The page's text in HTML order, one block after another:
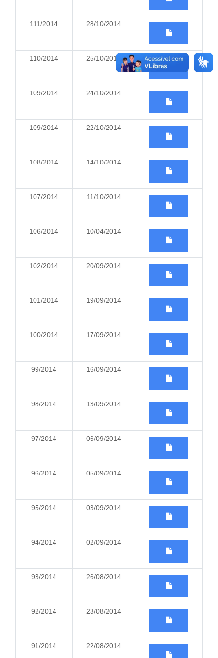
111/2014 28/10/2014
110/2014 25/10/2014
109/2014 24/10/2014
109/2014 22/10/2014
108/2014 14/10/2014
107/2014 11/10/2014
106/2014 10/04/2014
102/2014 20/09/2014
101/2014 19/09/2014
100/2014 17/09/2014
99/2014 16/09/2014
98/2014 13/09/2014
97/2014 06/09/2014
96/2014 05/09/2014
95/2014 03/09/2014
94/2014 02/09/2014
93/2014 26/08/2014
92/2014 23/08/2014
91/2014 22/08/2014